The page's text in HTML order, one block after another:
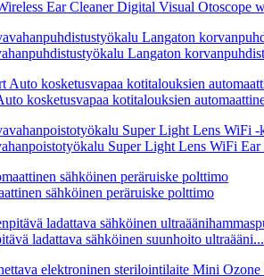
Ear Cleaner Digital Visual Otoscope
Langaton
kosketusvapaa kotitalouksien
Super Light Lens WiFi Ear
sähköinen peräruiske polttimo
ladattava sähköinen suunhoito ultraääni...